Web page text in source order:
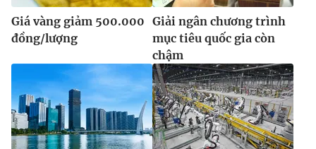
Giá vàng giảm 500.000
đồng/lượng
Giải ngân chương trình
mục tiêu quốc gia còn
chậm